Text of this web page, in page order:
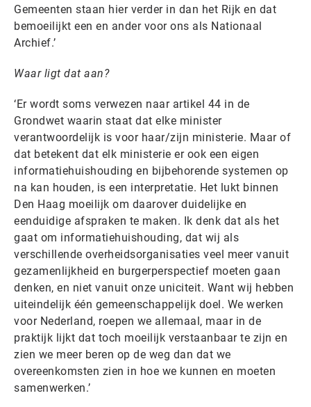
Gemeenten staan hier verder in dan het Rijk en dat
bemoeilijkt een en ander voor ons als Nationaal
Archief.’
Waar ligt dat aan?
‘Er wordt soms verwezen naar artikel 44 in de
Grondwet waarin staat dat elke minister
verantwoordelijk is voor haar/zijn ministerie. Maar of
dat betekent dat elk ministerie er ook een eigen
informatiehuishouding en bijbehorende systemen op
na kan houden, is een interpretatie. Het lukt binnen
Den Haag moeilijk om daarover duidelijke en
eenduidige afspraken te maken. Ik denk dat als het
gaat om informatiehuishouding, dat wij als
verschillende overheidsorganisaties veel meer vanuit
gezamenlijkheid en burgerperspectief moeten gaan
denken, en niet vanuit onze uniciteit. Want wij hebben
uiteindelijk één gemeenschappelijk doel. We werken
voor Nederland, roepen we allemaal, maar in de
praktijk lijkt dat toch moeilijk verstaanbaar te zijn en
zien we meer beren op de weg dan dat we
overeenkomsten zien in hoe we kunnen en moeten
samenwerken.’